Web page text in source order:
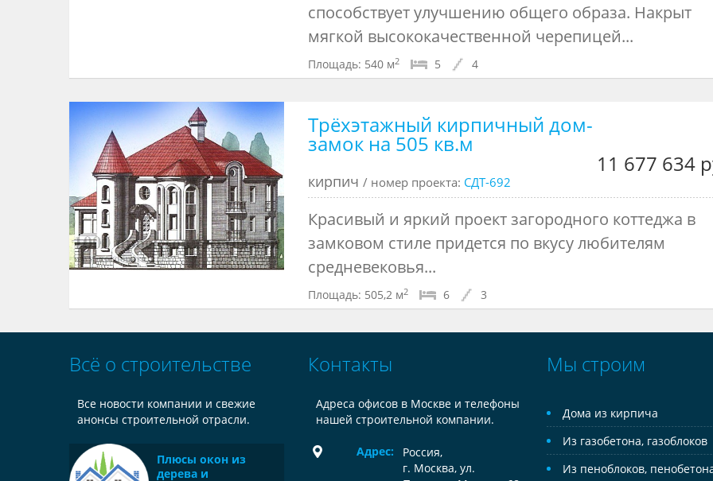
способствует улучшению общего образа. Накрыт
мягкой высококачественной черепицей...
Площадь: 540 м2 5 4
Трёхэтажный кирпичный дом-
замок на 505 кв.м
11 677 634
кирпич / номер проекта: СДТ-692
Красивый и яркий проект загородного коттеджа в
замковом стиле придется по вкусу любителям
средневековья...
Площадь: 505,2 м2 6 3
Всё о строительстве
Все новости компании и свежие
анонсы строительной отрасли.
Плюсы окон из
дерева и
Контакты
Адреса офисов в Москве и телефоны
нашей строительной компании.
Адрес: Россия,
г. Москва, ул.
Мы строим
Дома из кирпича
Из газобетона, газоблоков
Из пеноблоков,